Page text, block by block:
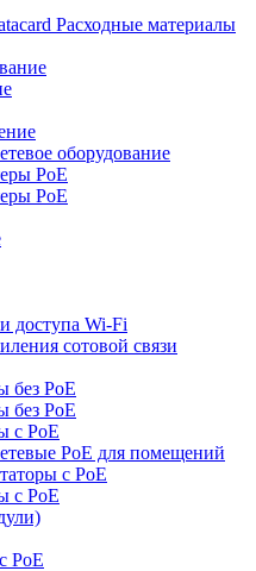
Расходные материалы
оборудование
PoE
РоЕ
доступа Wi-Fi
сотовой связи
без PoE
без РоЕ
с PoE
PoE для помещений
с PoE
с РоЕ
PoE